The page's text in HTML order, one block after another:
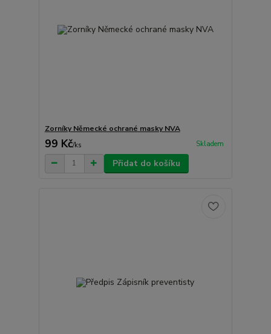
Zorníky Německé ochrané masky NVA
99 Kč/ks Skladem
Přidat do košíku